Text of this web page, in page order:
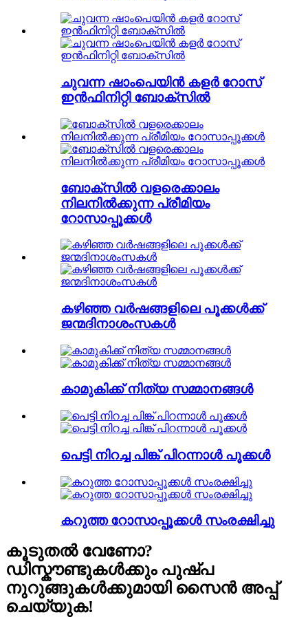
ചുവന്ന ഷാംപെയിൻ കളർ റോസ്
ഇൻഫിനിറ്റി ബോക്സിൽ
ബോക്സിൽ വളരെക്കാലം
നിലനിൽക്കുന്ന പ്രീമിയം
റോസാപ്പൂക്കൾ
കഴിഞ്ഞ വർഷങ്ങളിലെ പൂക്കൾക്ക്
ജന്മദിനാശംസകൾ
കാമുകിക്ക് നിത്യ സമ്മാനങ്ങൾ
പെട്ടി നിറച്ച പിങ്ക് പിറന്നാൾ പൂക്കൾ
കറുത്ത റോസാപ്പൂക്കൾ സംരക്ഷിച്ചു
കൂടുതൽ വേണോ?
ഡിസ്കൗണ്ടുകൾക്കും പുഷ്പ
നുറുങ്ങുകൾക്കുമായി സൈൻ അപ്പ്
ചെയ്യുക!